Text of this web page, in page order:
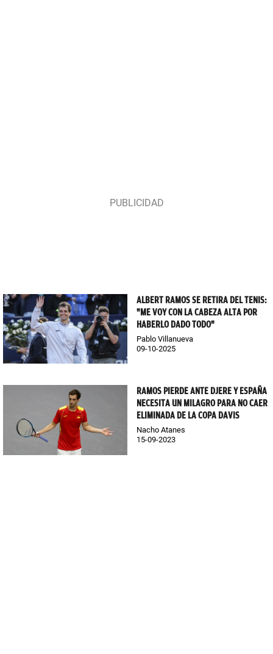
ALBERT RAMOS SE RETIRA DEL TENIS:
"ME VOY CON LA CABEZA ALTA POR
HABERLO DADO TODO"
Pablo Villanueva
09-10-2025
RAMOS PIERDE ANTE DJERE Y ESPAÑA
NECESITA UN MILAGRO PARA NO CAER
ELIMINADA DE LA COPA DAVIS
Nacho Atanes
15-09-2023